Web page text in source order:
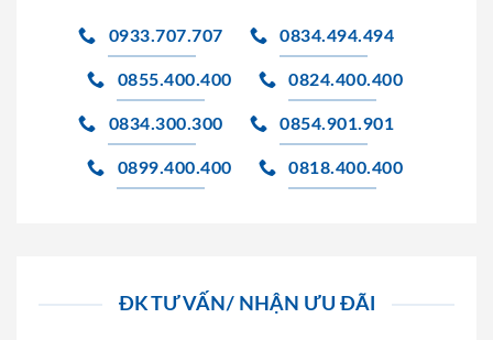
0933.707.707 0834.494.494
0855.400.400 0824.400.400
0834.300.300 0854.901.901
0899.400.400 0818.400.400
ĐK TƯ VẤN/ NHẬN ƯU ĐÃI